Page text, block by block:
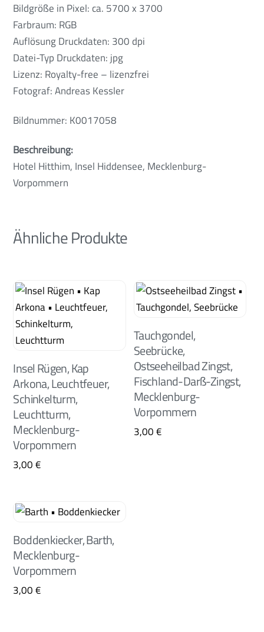
Bildgröße in Pixel: ca. 5700 x 3700
Farbraum: RGB
Auflösung Druckdaten: 300 dpi
Datei-Typ Druckdaten: jpg
Lizenz: Royalty-free – lizenzfrei
Fotograf: Andreas Kessler
Bildnummer: K0017058
Beschreibung:
Hotel Hitthim, Insel Hiddensee, Mecklenburg-
Vorpommern
Ähnliche Produkte
Insel Rügen, Kap
Arkona, Leuchtfeuer,
Schinkelturm,
Leuchtturm,
Mecklenburg-
Vorpommern
3,00€
Tauchgondel,
Seebrücke,
Ostseeheilbad Zingst,
Fischland-Darß-Zingst,
Mecklenburg-
Vorpommern
3,00€
Boddenkiecker, Barth,
Mecklenburg-
Vorpommern
3,00€